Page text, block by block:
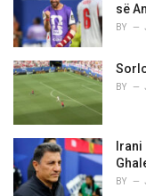
së
BY
BY
BY